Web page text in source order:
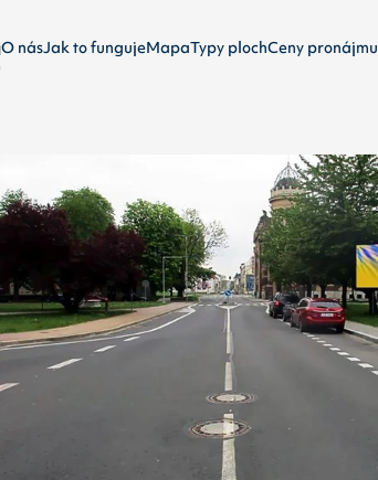
O násJak to fungujeMapaTypy plochCeny pronájmu